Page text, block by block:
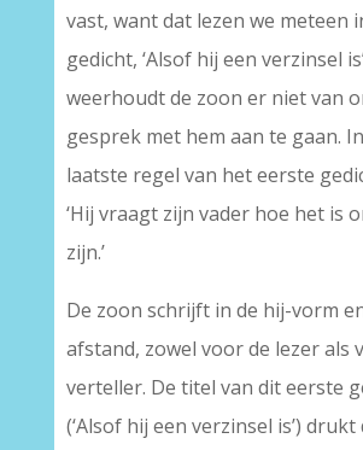
vast, want dat lezen we meteen
gedicht, ‘Alsof hij een verzinsel
weerhoudt de zoon er niet van
gesprek met hem aan te gaan.
laatste regel van het eerste
‘Hij vraagt zijn vader hoe het is
zijn.’
De zoon schrijft in de hij-vorm
afstand, zowel voor de lezer als
verteller. De titel van dit eerste
(‘Alsof hij een verzinsel is’) drukt